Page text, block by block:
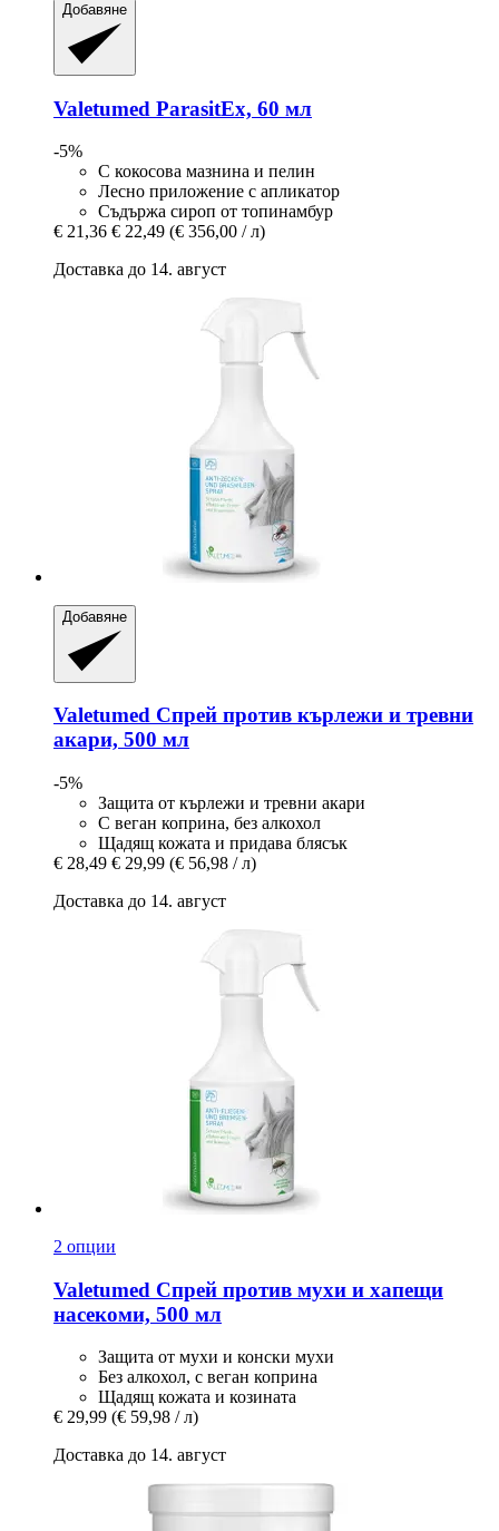
Добавяне
Valetumed ParasitEx, 60 мл
-5%
С кокосова мазнина и пелин
Лесно приложение с апликатор
Съдържа сироп от топинамбур
€ 21,36 € 22,49 (€ 356,00 / л)
Доставка до 14. август
Добавяне
Valetumed Спрей против кърлежи и тревни
акари, 500 мл
-5%
Защита от кърлежи и тревни акари
С веган коприна, без алкохол
Щадящ кожата и придава блясък
€ 28,49 € 29,99 (€ 56,98 / л)
Доставка до 14. август
2 опции
Valetumed Спрей против мухи и хапещи
насекоми, 500 мл
Защита от мухи и конски мухи
Без алкохол, с веган коприна
Щадящ кожата и козината
€ 29,99 (€ 59,98 / л)
Доставка до 14. август